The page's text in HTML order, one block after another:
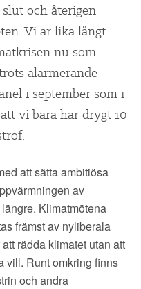
och återigen
Vi är lika långt
nu som
alarmerande
i september som i
vi bara har drygt 10
att sätta ambitiösa
av
Klimatmötena
främst av nyliberala
rädda klimatet utan att
vill. Runt omkring finns
och andra